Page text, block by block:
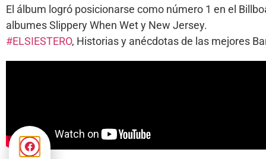
El álbum logró posicionarse como número 1 en el
albumes Slippery When Wet y New Jersey.
#ELSIESTERO, Historias y anécdotas de las mejores